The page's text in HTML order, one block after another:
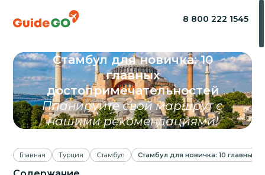
8 800 222 1545
Стамбул для новичка: 10
главных
достопримечательностей
Планируйте свой маршрут с
нашими рекомендациями!
Главная Турция Стамбул Стамбул для новичка: 10 главных